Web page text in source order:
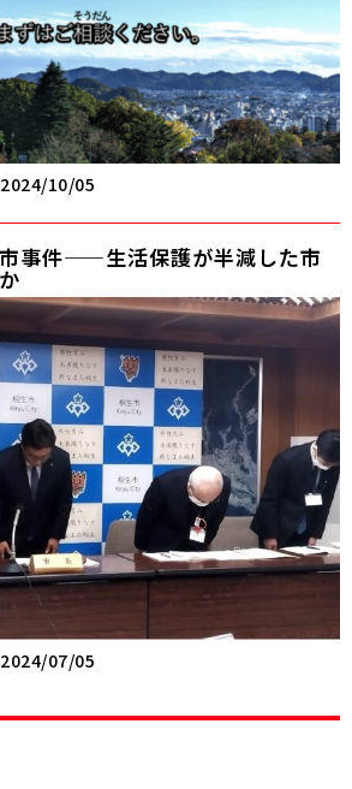
2024/10/05
市事件——生活保護が半減した市
2024/07/05